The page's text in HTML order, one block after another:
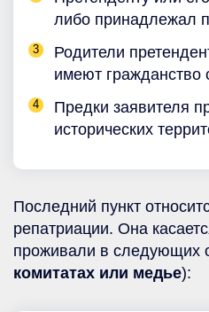
либо принадлежал
Родители
имеют гражданство
Предки заявителя
исторических
Последний пункт
репатриации. Она
проживали в следующих
комитатах или медье):